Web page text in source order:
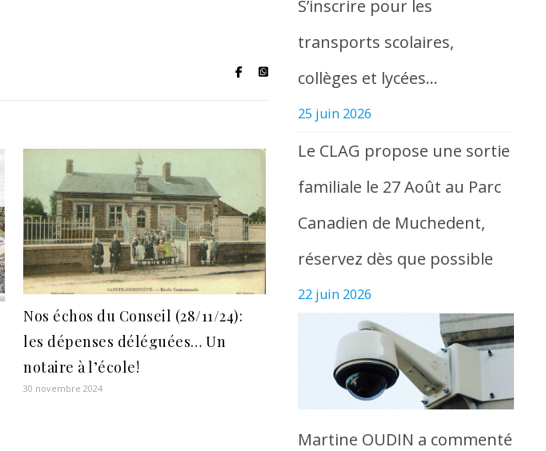
Nos échos du Conseil (28/11/24):
les dépenses déléguées… Un
notaire à l’école!
30 novembre 2024
S’inscrire pour les
transports scolaires,
collèges et lycées…
25 juin 2026
Le CLAG propose une sortie
familiale le 27 Août au Parc
Canadien de Muchedent,
réservez dès que possible
22 juin 2026
Martine OUDIN a commenté